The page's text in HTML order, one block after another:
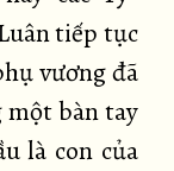
tiếp tục
vương đã
một bàn tay
là con của